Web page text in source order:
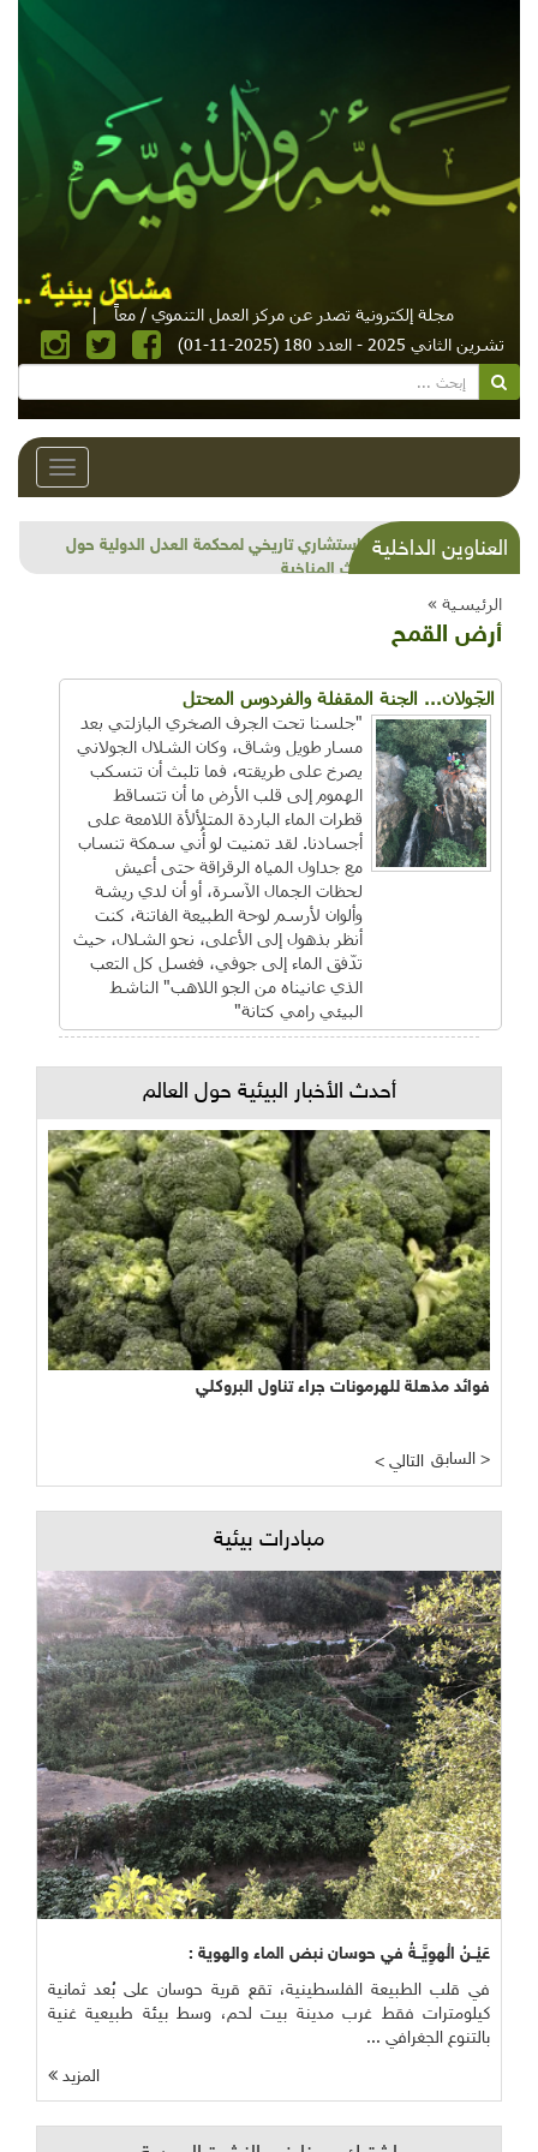
مجلة إلكترونية تصدر عن مركز العمل التنموي / معاً
|
تشرين الثاني 2025 - العدد 180 (2025-11-01)
Toggle
العناوين الداخليةشذرات بيئية وتنموية...بنية تحتية وحلويات قبيحة
وحاكورة ونوبل وزيتون و"سيباط"
الرئيسية »
أرض القمح
الجَولان... الجنة المقفلة والفردوس المحتل
"جلسنا تحت الجرف الصخري البازلتي بعد
مسار طويل وشاق، وكان الشلال الجولاني
يصرخ على طريقته، فما تلبث أن تنسكب
الهموم إلى قلب الأرض ما أن تتساقط
قطرات الماء الباردة المتلألأة اللامعة على
أجسادنا. لقد تمنيت لو أُني سمكة تنساب
مع جداول المياه الرقراقة حتى أعيش
لحظات الجمال الآسرة، أو أن لدي ريشة
وألوان لأرسم لوحة الطبيعة الفاتنة، كنت
أنظر بذهول إلى الأعلى، نحو الشلال، حيث
تدّفق الماء إلى جوفي، فغسل كل التعب
الذي عانيناه من الجو اللاهب" الناشط
البيئي رامي كتانة"
أحدث الأخبار البيئية حول العالم
فوائد مذهلة للهرمونات جراء تناول البروكلي
< التالي السابق >
مبادرات بيئية
عَيْــنُ الْهوِيَّــةُ في حوسان نبض الماء والهوية :
في قلب الطبيعة الفلسطينية، تقع قرية حوسان على بُعد ثمانية
كيلومترات فقط غرب مدينة بيت لحم، وسط بيئة طبيعية غنية
بالتنوع الجغرافي ...
المزيد